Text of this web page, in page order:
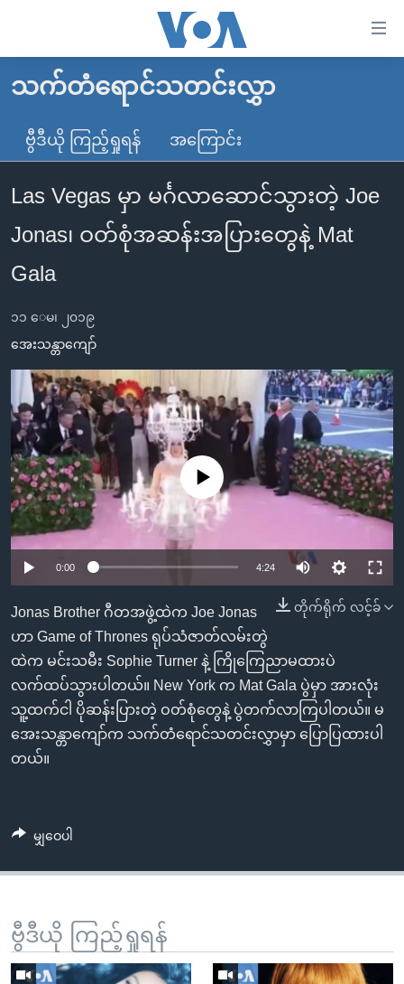
လွယ်ကူ
သည့်
များ
ပင်မ
အကြောင်းအရာ
ကျော်
အ
ညွန်း
စာမျက်နှာ
သို့
ကျော်
ကြည့်
ရန်
မူလစာမျက်နှာ
မြန်မာ
ကမ္ဘာ့သတင်းများ
နိုင်ငံတကာ
ဗွီဒီယို
သတင်းလွတ်လပ်ခွင့်
ရပ်ဝန်းတခု လမ်းတခု အလွန်
အမေရိကန်သုံးအီဒီယံ
မကြေးမုံရဲ့ အင်္ဂလိပ်စာ
ရုပ်ရှင်ထဲက အင်္ဂလိပ်စာ
သုတပဒေသာ အင်္ဂလိပ်စာ
အပတ်စဉ်ကဏ္ဍများ
ရေဒီယို
တီဗွီ
ရေဒီယိုနှင့်ရုပ်သံ အချက်အလက်များ
ရေဒီယို/တီဗွီအစီအစဉ်
Learning English
ဗွီအိုအေ လူမှုကွန်ယက်များ
ဘာသာစကားများ
သက်တံရောင်သတင်းလွှာ
ဗွီဒီယို ကြည့်ရှုရန် အကြောင်း
Las Vegas မှာ မင်္ဂလာဆောင်သွားတဲ့ Joe
Jonas၊ ဝတ်စုံအဆန်းအပြားတွေနဲ့ Mat
Gala
၁၁ ေမ၊ ၂၀၁၉
အေးသန္တာကျော်
No media source currently available
0:00 4:24
တိုက်ရိုက် လင့်ခ်
Jonas Brother ဂီတအဖွဲ့ထဲက Joe Jonas
ဟာ Game of Thrones ရုပ်သံဇာတ်လမ်းတွဲ
ထဲက မင်းသမီး Sophie Turner နဲ့ ကြိုကြေညာမထားပဲ
လက်ထပ်သွားပါတယ်။ New York က Mat Gala ပွဲမှာ အားလုံး
သူ့ထက်ငါ ပိုဆန်းပြားတဲ့ ဝတ်စုံတွေနဲ့ ပွဲတက်လာကြပါတယ်။ မ
အေးသန္တာကျော်က သက်တံရောင်သတင်းလွှာမှာ ပြောပြထားပါ
တယ်။
မျှဝေပါ
ဗွီဒီယို ကြည့်ရှုရန်